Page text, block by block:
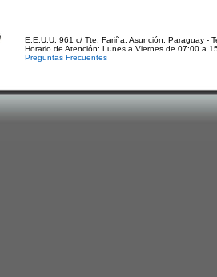
E.E.U.U. 961 c/ Tte. Fariña. Asunción, Paraguay -
Horario de Atención: Lunes a Viernes de 07:00 a
Preguntas Frecuentes